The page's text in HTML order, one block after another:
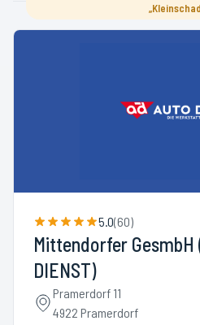
5.0(60)
Mittendorfer GesmbH
DIENST)
Pramerdorf 11
4922 Pramerdorf